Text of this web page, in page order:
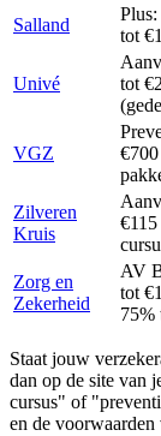
Salland
tot
Univé
tot
VGZ
Zilveren
Kruis
Zorg en
Zekerheid
AV
tot
75%
Staat jouw
dan op de site van
cursus" of
en de